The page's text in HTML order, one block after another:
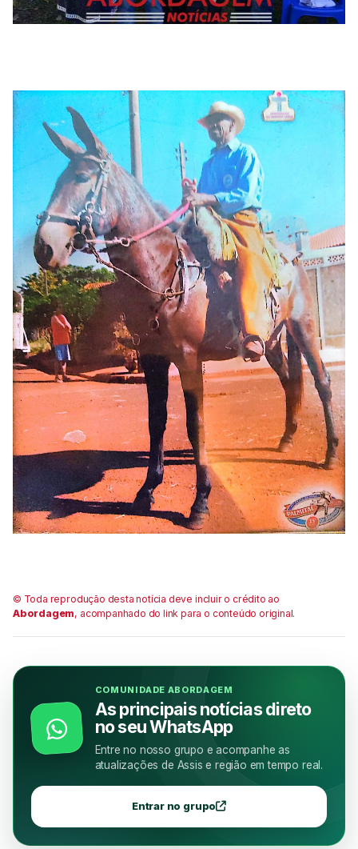
© Toda reprodução desta notícia deve incluir o crédito ao
Abordagem, acompanhado do link para o conteúdo original.
COMUNIDADE ABORDAGEM
As principais notícias direto
no seu WhatsApp
Entre no nosso grupo e acompanhe as
atualizações de Assis e região em tempo real.
Entrar no grupo